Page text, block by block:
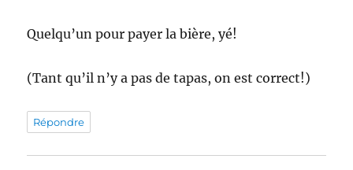
Quelqu’un pour payer la bière, yé!
(Tant qu’il n’y a pas de tapas, on est correct!)
Répondre